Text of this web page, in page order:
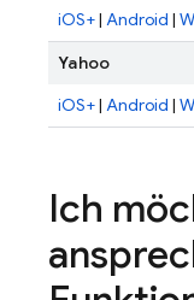
iOS+| Android |
Yahoo
iOS+| Android |
Ich